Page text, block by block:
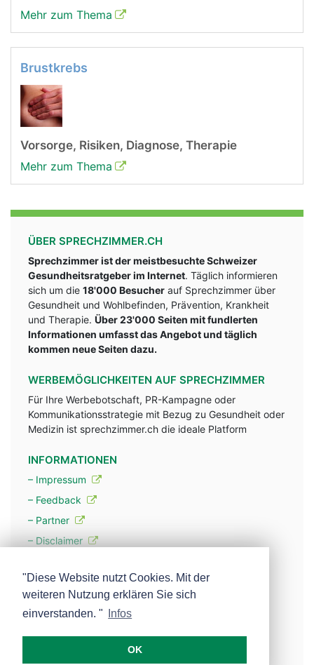
Mehr zum Thema
Brustkrebs
Vorsorge, Risiken, Diagnose, Therapie
Mehr zum Thema
ÜBER SPRECHZIMMER.CH
Sprechzimmer ist der meistbesuchte Schweizer
Gesundheitsratgeber im Internet. Täglich informieren
sich um die 18'000 Besucher auf Sprechzimmer über
Gesundheit und Wohlbefinden, Prävention, Krankheit
und Therapie. Über 23'000 Seiten mit fundlerten
Informationen umfasst das Angebot und täglich
kommen neue Seiten dazu.
WERBEMÖGLICHKEITEN AUF SPRECHZIMMER
Für Ihre Werbebotschaft, PR-Kampagne oder
Kommunikationsstrategie mit Bezug zu Gesundheit oder
Medizin ist sprechzimmer.ch die ideale Platform
INFORMATIONEN
– Impressum
– Feedback
– Partner
– Disclaimer
– Werbung
– Mehr über unsere Experten
"Diese Website nutzt Cookies. Mit der
weiteren Nutzung erklären Sie sich
einverstanden. "
Infos
OK